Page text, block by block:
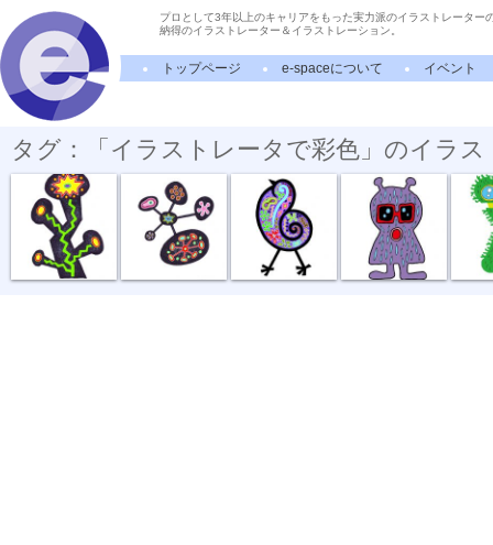
プロとして3年以上のキャリアをもった実力派のイラストレーター
納得のイラストレーター＆イラストレーション。
トップページ e-spaceについて イベント
タグ：「イラストレータで彩色」のイラス
花が咲く 結びつく 散歩の習慣 アメフラシ 脱皮